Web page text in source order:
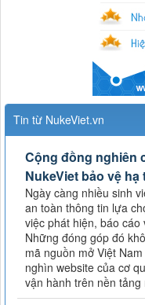
Tin từ NukeViet.vn
Cộng đồng nghiên
NukeViet bảo vệ
Ngày càng nhiều sinh
an toàn thông tin lựa
việc phát hiện, báo
Những đóng góp đó
mã nguồn mở Việt
nghìn website của cơ
vận hành trên nền tảng